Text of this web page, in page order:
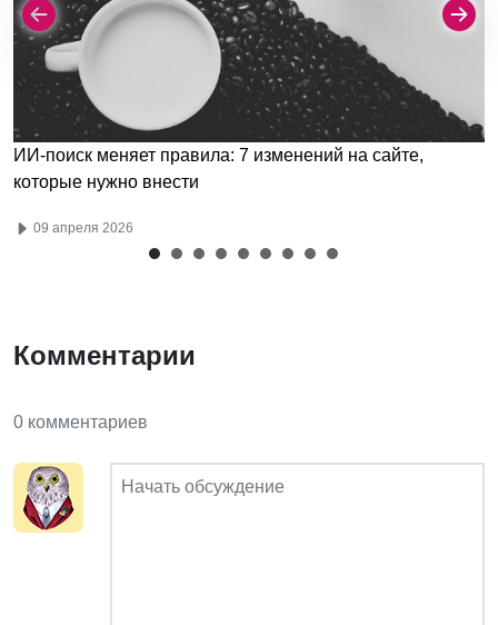
ИИ-поиск меняет правила: 7 изменений на сайте,
которые нужно внести
09 апреля 2026
Комментарии
0 комментариев